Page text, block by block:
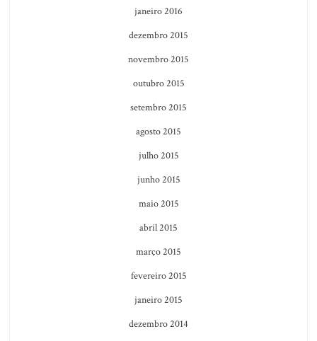
janeiro 2016
dezembro 2015
novembro 2015
outubro 2015
setembro 2015
agosto 2015
julho 2015
junho 2015
maio 2015
abril 2015
março 2015
fevereiro 2015
janeiro 2015
dezembro 2014